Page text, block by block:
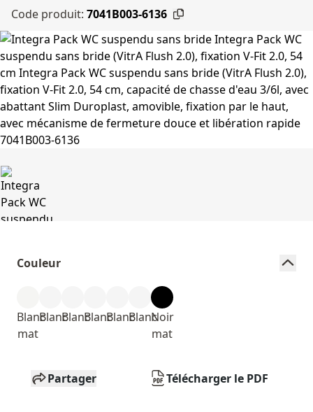
Code produit: 7041B003-6136
Couleur
Blanc
mat
BlancBlancBlancBlancBlancNoir
mat
Partager Télécharger le PDF